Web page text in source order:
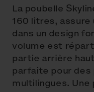
La poubelle
160 litres,
dans un design
volume est
partie arrière
parfaite pour
multilingues.